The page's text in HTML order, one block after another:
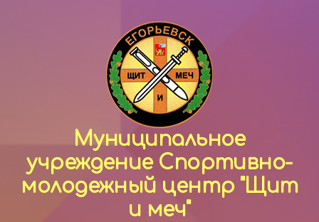
Муниципальное
учреждение Спортивно-
молодежный центр "Щит
и меч"